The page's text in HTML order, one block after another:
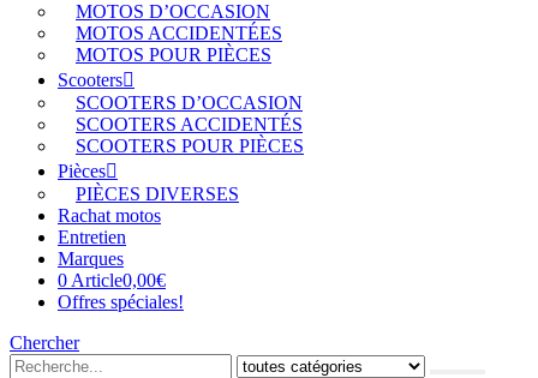
MOTOS D’OCCASION
MOTOS ACCIDENTÉES
MOTOS POUR PIÈCES
Scooters
SCOOTERS D’OCCASION
SCOOTERS ACCIDENTÉS
SCOOTERS POUR PIÈCES
Pièces
PIÈCES DIVERSES
Rachat motos
Entretien
Marques
0 Article0,00€
Offres spéciales!
Chercher